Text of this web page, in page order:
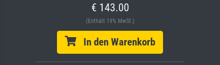
€ 143.00
(Enthält 19% MwSt.)
In den Warenkorb